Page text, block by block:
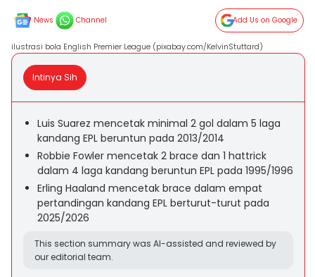
News Channel Add Us on Google
ilustrasi bola English Premier League (pixabay.com/KelvinStuttard)
Intinya Sih
Luis Suarez mencetak minimal 2 gol dalam 5 laga
kandang EPL beruntun pada 2013/2014
Robbie Fowler mencetak 2 brace dan 1 hattrick
dalam 4 laga kandang beruntun EPL pada 1995/1996
Erling Haaland mencetak brace dalam empat
pertandingan kandang EPL berturut-turut pada
2025/2026
This section summary was AI-assisted and reviewed by
our editorial team.